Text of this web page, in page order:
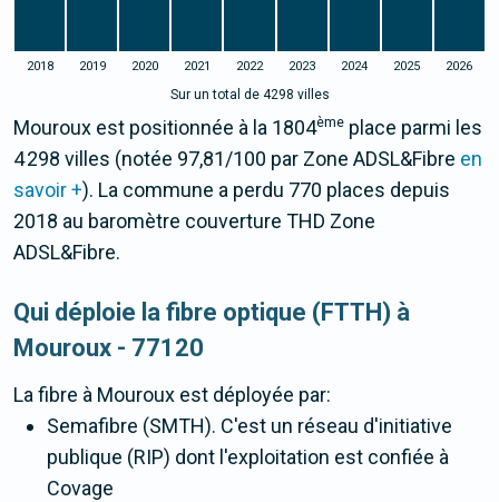
2018 2019 2020 2021 2022 2023 2024 2025 2026
Sur un total de 4298 villes
Mouroux est positionnée à la 1804ème place parmi les
4 298 villes (notée 97,81/100 par Zone ADSL&Fibre en
savoir +). La commune a perdu 770 places depuis
2018 au baromètre couverture THD Zone
ADSL&Fibre.
Qui déploie la fibre optique (FTTH) à
Mouroux - 77120
La fibre à Mouroux est déployée par:
Semafibre (SMTH). C'est un réseau d'initiative
publique (RIP) dont l'exploitation est confiée à
Covage